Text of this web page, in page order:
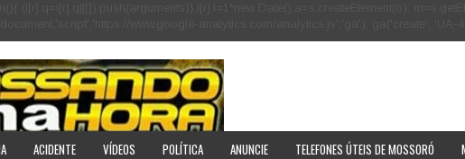
ACIDENTE VÍDEOS POLÍTICA ANUNCIE TELEFONES ÚTEIS DE MOSSORÓ